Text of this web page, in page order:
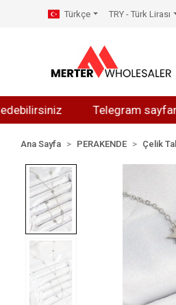
Telegram sayfamızı
Türkçe TRY - Türk Lirası
Ana Sayfa PERAKENDE Çelik